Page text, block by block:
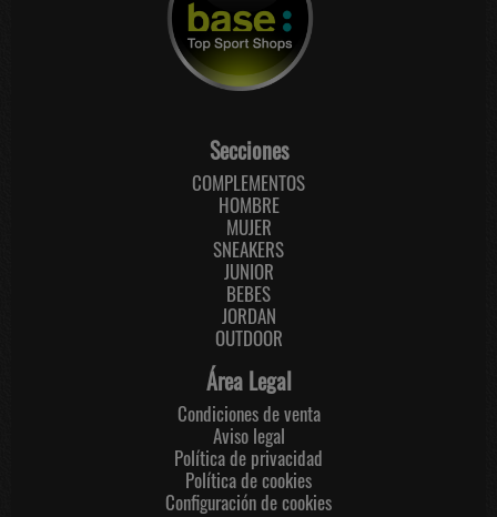
Secciones
COMPLEMENTOS
HOMBRE
MUJER
SNEAKERS
JUNIOR
BEBES
JORDAN
OUTDOOR
Área Legal
Condiciones de venta
Aviso legal
Política de privacidad
Política de cookies
Configuración de cookies